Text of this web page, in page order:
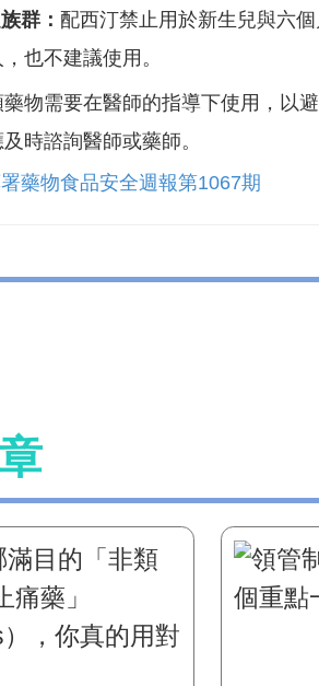
群： 配西汀禁止用於新生兒與六
也不建議使用。
物需要在醫師的指導下使用，以
時諮詢醫師或藥師。
藥物食品安全週報第1067期